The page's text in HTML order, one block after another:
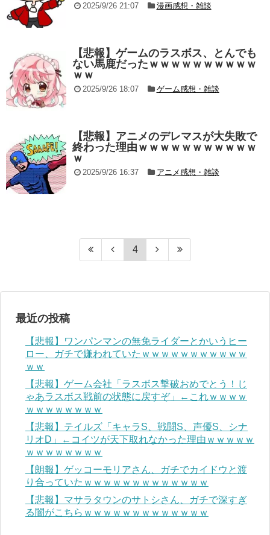
2025/9/26 21:07 漫画感想・雑談
【悲報】ゲームのラスボス、とんでも
ない馬鹿だったｗｗｗｗｗｗｗｗｗｗ
ｗｗ
2025/9/26 18:07 ゲーム感想・雑談
【悲報】アニメのデレマスが大失敗で
終わった理由ｗｗｗｗｗｗｗｗｗｗｗ
ｗ
2025/9/26 16:37 アニメ感想・雑談
4
最近の投稿
【悲報】ワンパンマンの無免ライダーとかいうヒー
ロー、ガチで嫌われていたｗｗｗｗｗｗｗｗｗｗｗ
ｗｗ
【悲報】ゲーム会社「ラスボス撃破おめでとう！じ
ゃあラスボス戦前の状態に戻すぞ」←これｗｗｗｗ
ｗｗｗｗｗｗｗｗ
【悲報】テイルズ「キャラS、戦闘S、声優S、シナ
リオD」←コイツが天下取れなかった理由ｗｗｗｗｗ
ｗｗｗｗｗｗｗｗ
【朗報】ゲッコーモリアさん、ガチでカイドウと渡
り合っていたｗｗｗｗｗｗｗｗｗｗｗｗｗ
【悲報】マサラタウンのサトシさん、ガチで深すぎ
る闇がこちらｗｗｗｗｗｗｗｗｗｗｗｗｗ